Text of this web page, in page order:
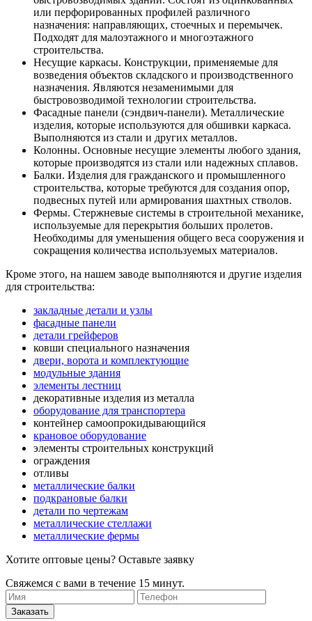
или перфорированных профилей различного
назначения: направляющих, стоечных и перемычек.
Подходят для малоэтажного и многоэтажного
строительства.
Несущие каркасы. Конструкции, применяемые для
возведения объектов складского и производственного
назначения. Являются незаменимыми для
быстровозводимой технологии строительства.
Фасадные панели (сэндвич-панели). Металлические
изделия, которые используются для обшивки каркаса.
Выполняются из стали и других металлов.
Колонны. Основные несущие элементы любого здания,
которые производятся из стали или надежных сплавов.
Балки. Изделия для гражданского и промышленного
строительства, которые требуются для создания опор,
подвесных путей или армирования шахтных стволов.
Фермы. Стержневые системы в строительной механике,
используемые для перекрытия больших пролетов.
Необходимы для уменьшения общего веса сооружения и
сокращения количества используемых материалов.
Кроме этого, на нашем заводе выполняются и другие изделия
для строительства:
закладные детали и узлы
фасадные панели
детали грейферов
ковши специального назначения
двери, ворота и комплектующие
модульные здания
элементы лестниц
декоративные изделия из металла
оборудование для транспортера
контейнер самоопрокидывающийся
крановое оборудование
элементы строительных конструкций
ограждения
отливы
металлические балки
подкрановые балки
детали по чертежам
металлические стеллажи
металлические фермы
Хотите оптовые цены? Оставьте заявку
Свяжемся с вами в течение 15 минут.